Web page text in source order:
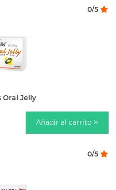
0/5
Oral Jelly
Añadir al carrito
0/5